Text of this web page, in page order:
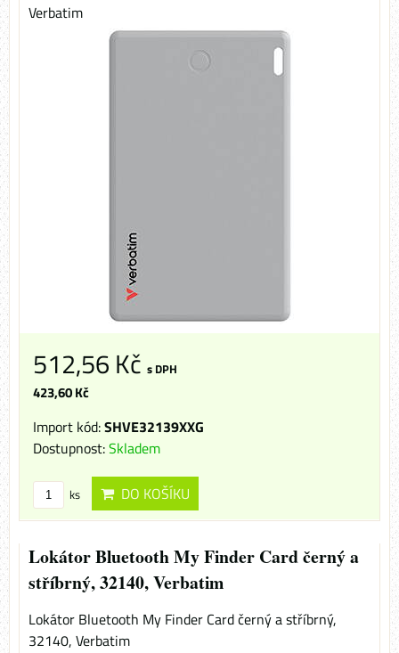
Verbatim
512,56 Kč s DPH
423,60 Kč
Import kód:SHVE32139XXG
Dostupnost:Skladem
ks DO KOŠÍKU
Lokátor Bluetooth My Finder Card černý a
stříbrný, 32140, Verbatim
Lokátor Bluetooth My Finder Card černý a stříbrný,
32140, Verbatim